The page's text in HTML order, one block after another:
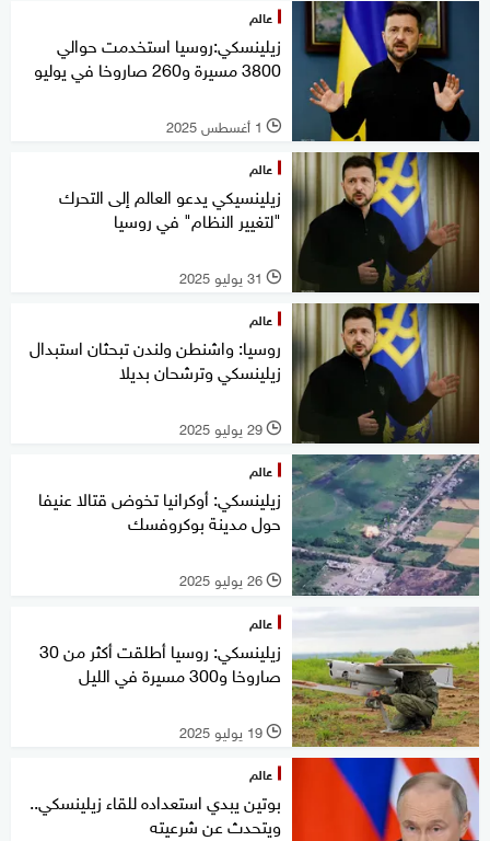
عالم
زيلينسكي:روسيا استخدمت حوالي
3800 مسيرة و260 صاروخا في يوليو
l 1 أغسطس 2025
عالم
زيلينسيكي يدعو العالم إلى التحرك
"لتغيير النظام" في روسيا
l 31 يوليو 2025
عالم
روسيا: واشنطن ولندن تبحثان استبدال
زيلينسكي وترشحان بديلا
l 29 يوليو 2025
عالم
زيلينسكي: أوكرانيا تخوض قتالا عنيفا
حول مدينة بوكروفسك
l 26 يوليو 2025
عالم
زيلينسكي: روسيا أطلقت أكثر من 30
صاروخا و300 مسيرة في الليل
l 19 يوليو 2025
عالم
بوتين يبدي استعداده للقاء زيلينسكي..
ويتحدث عن شرعيته